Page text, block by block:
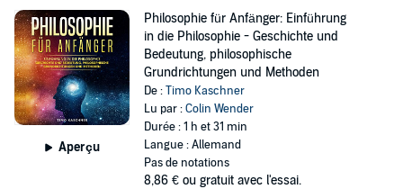
Aperçu
Philosophie für Anfänger: Einführung
in die Philosophie - Geschichte und
Bedeutung, philosophische
Grundrichtungen und Methoden
De :Timo Kaschner
Lu par :Colin Wender
Durée : 1 h et 31 min
Langue : Allemand
Pas de notations
8,86 € ou gratuit avec l'essai.